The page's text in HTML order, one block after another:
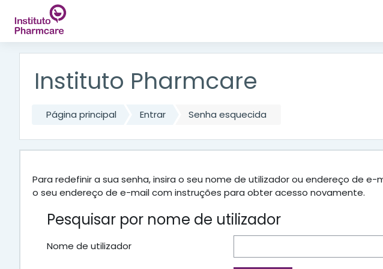
Ir para o conteúdo principal
Instituto Pharmcare
Página principal Entrar Senha esquecida
Para redefinir a sua senha, insira o seu nome de utilizador ou endereço de
o seu endereço de e-mail com instruções para obter acesso novamente.
Pesquisar por nome de utilizador
Nome de utilizador